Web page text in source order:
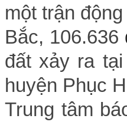
một trận
Bắc, 106.636
đất xảy ra
huyện Phục
Trung tâm